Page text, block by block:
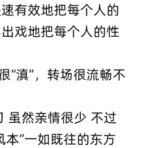
有效地把每个人的
戏地把每个人的性
“滇”，转场很流畅不
虽然亲情很少 不过
本”一如既往的东方